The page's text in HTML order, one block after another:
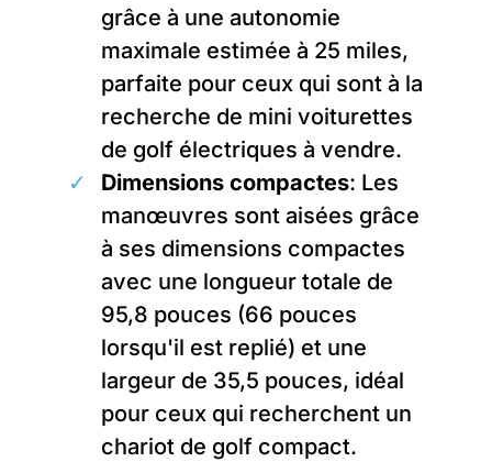
grâce à une autonomie
maximale estimée à 25 miles,
parfaite pour ceux qui sont à la
recherche de mini voiturettes
de golf électriques à vendre.
Dimensions compactes: Les
manœuvres sont aisées grâce
à ses dimensions compactes
avec une longueur totale de
95,8 pouces (66 pouces
lorsqu'il est replié) et une
largeur de 35,5 pouces, idéal
pour ceux qui recherchent un
chariot de golf compact.